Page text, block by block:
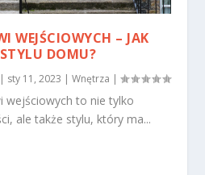
WEJŚCIOWYCH – JAK
DOMU?
| sty 11, 2023 |Wnętrza |
wejściowych to nie tylko
ale także stylu, który ma...